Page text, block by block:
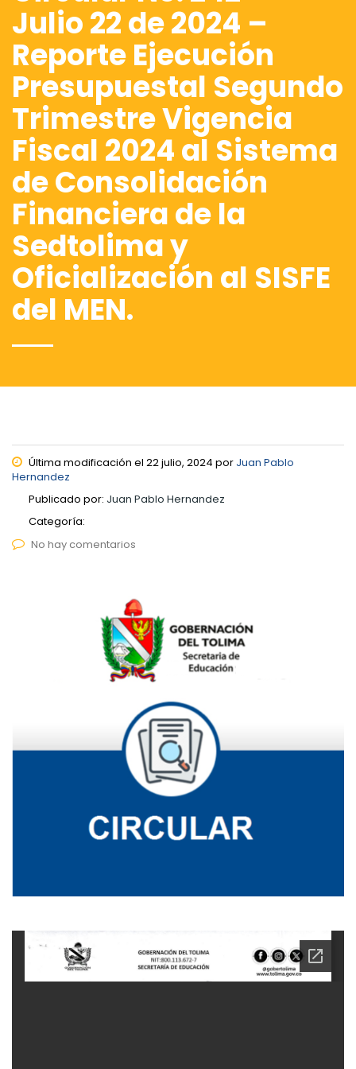
Julio 22 de 2024 –
Reporte Ejecución
Presupuestal Segundo
Trimestre Vigencia
Fiscal 2024 al Sistema
de Consolidación
Financiera de la
Sedtolima y
Oficialización al SISFE
del MEN.
Última modificación el 22 julio, 2024 por Juan Pablo
Hernandez
Publicado por: Juan Pablo Hernandez
Categoría:
No hay comentarios